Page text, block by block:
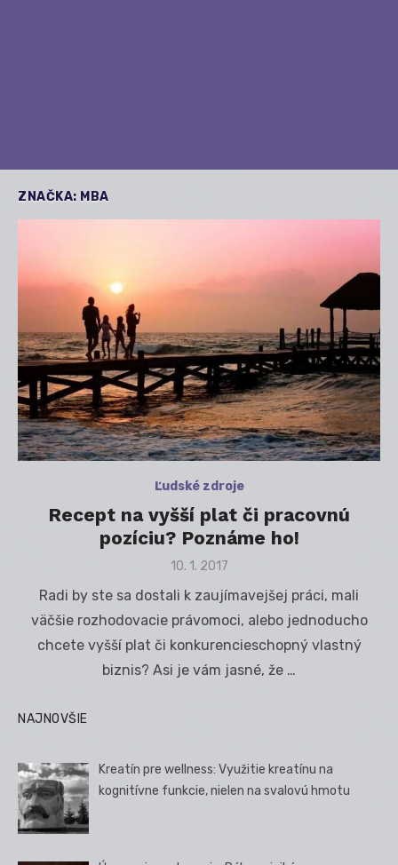
ZNAČKA: MBA
Ľudské zdroje
Recept na vyšší plat či pracovnú
pozíciu? Poznáme ho!
Posted
10. 1. 2017
Radi by ste sa dostali k zaujímavejšej práci, mali
väčšie rozhodovacie právomoci, alebo jednoducho
chcete vyšší plat či konkurencieschopný vlastný
biznis? Asi je vám jasné, že …
NAJNOVŠIE
Kreatín pre wellness: Využitie kreatínu na
kognitívne funkcie, nielen na svalovú hmotu